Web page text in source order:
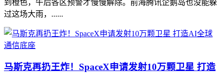
到橙色，午后各区预警才慢慢解除。前海腾讯企鹅岛也没能躲
过这场大雨，......
马斯克再扔王炸！SpaceX申请发射10万颗卫星 打造